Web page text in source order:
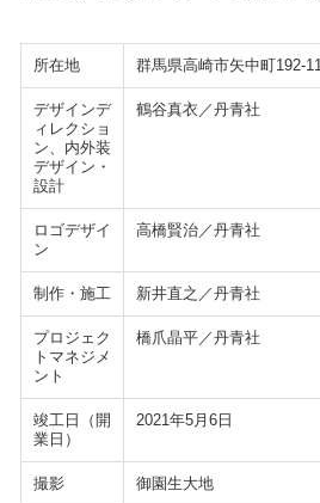
所在地 群馬県高崎市矢中町192-11
デザインデ
ィレクショ
ン、内外装
デザイン・
設計
鶴谷真衣／丹青社
ロゴデザイ
ン
高橋賢治／丹青社
制作・施工 新井直之／丹青社
プロジェク
トマネジメ
ント
橋爪晶平／丹青社
竣工日（開
業日）
2021年5月6日
撮影 御園生大地